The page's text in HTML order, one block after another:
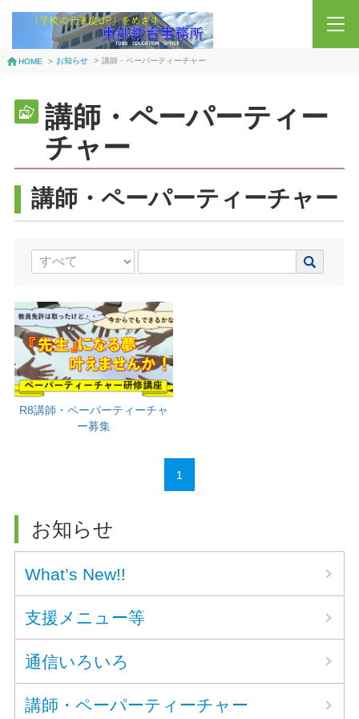
HOME > お知らせ > 講師・ペーパーティーチャー
講師・ペーパーティー
チャー
講師・ペーパーティーチャー
R8講師・ペーパーティーチャ
ー募集
1
お知らせ
What’s New!!
支援メニュー等
通信いろいろ
講師・ペーパーティーチャー